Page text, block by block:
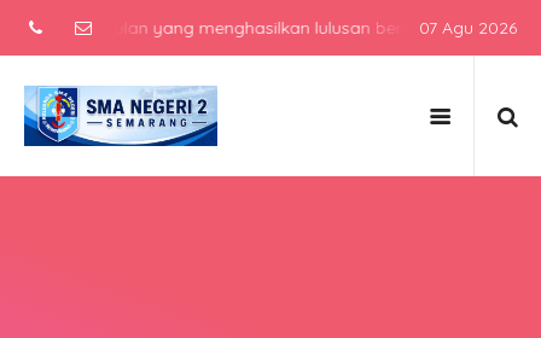
atas unggulan yang menghasilkan lulusan berkarakter,07 Agu 2026